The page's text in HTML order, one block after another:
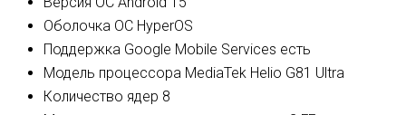
Оболочка ОС HyperOS
Поддержка Google Mobile Services есть
Модель процессора MediaTek Helio G81 Ultra
Количество ядер 8